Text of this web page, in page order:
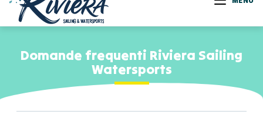
Domande frequenti Riviera Sailing
Watersports